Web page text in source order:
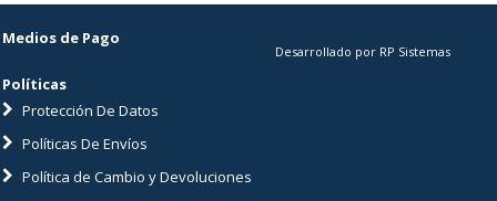
Medios de Pago
Políticas
Protección De Datos
Políticas De Envíos
Política de Cambio y Devoluciones
Desarrollado por RP Sistemas